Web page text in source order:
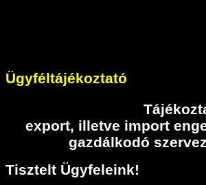
Ügyféltájékoztató
export, illetve import
gazdálkodó
Tisztelt Ügyfeleink!